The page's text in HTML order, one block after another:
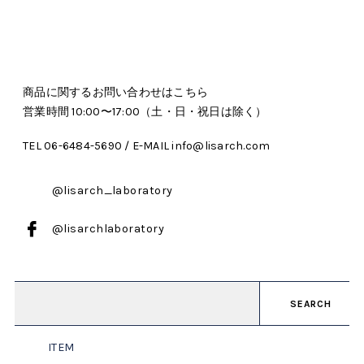
商品に関するお問い合わせはこちら
営業時間 10:00〜17:00（土・日・祝日は除く）
TEL 06-6484-5690 / E-MAIL info@lisarch.com
@lisarch_laboratory
@lisarchlaboratory
SEARCH
ITEM